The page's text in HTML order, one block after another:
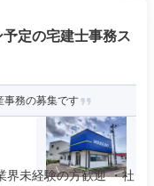
定の宅建士事務ス
務の募集です
界未経験の方歓迎 ・社